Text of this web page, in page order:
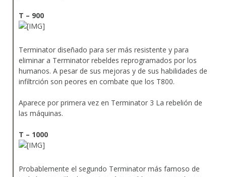
T – 900
Terminator diseñado para ser más resistente y para
eliminar a Terminator rebeldes reprogramados por los
humanos. A pesar de sus mejoras y de sus habilidades de
infiltrción son peores en combate que los T800.
Aparece por primera vez en Terminator 3 La rebelión de
las máquinas.
T – 1000
Probablemente el segundo Terminator más famoso de